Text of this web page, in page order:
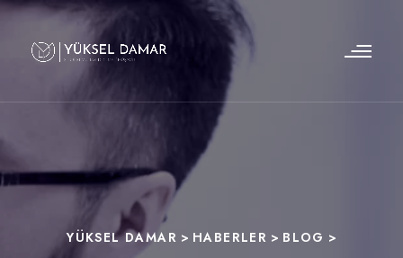
YÜKSEL DAMAR > HABERLER > BLOG >